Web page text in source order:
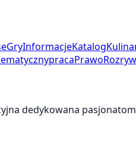
GryInformacjeKatalog
pracaPrawo
dedykowana